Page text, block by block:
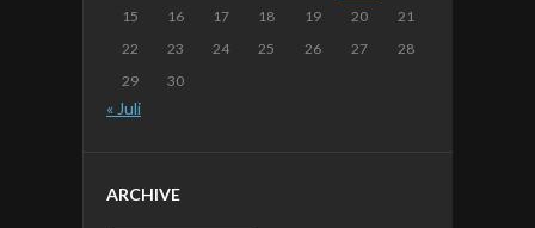
15
16 17 18 19 20
21
22
23 24 25 26 27
28
29
30
« Juli
ARCHIVE